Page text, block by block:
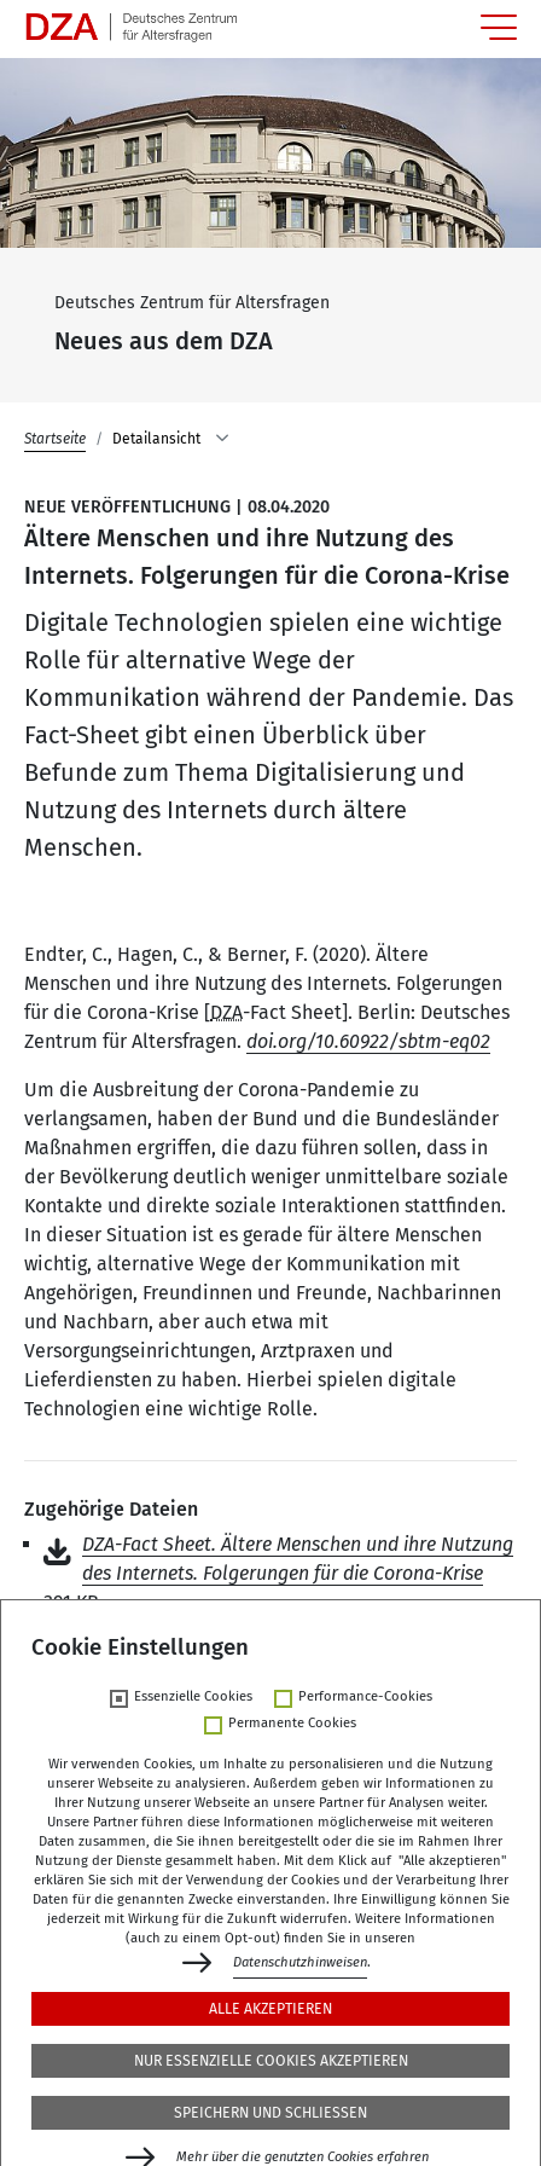
Deutsches Zentrum für Altersfragen
Neues aus dem DZA
Startseite Detailansicht
NEUE VERÖFFENTLICHUNG 08.04.2020
Ältere Menschen und ihre Nutzung des
Internets. Folgerungen für die Corona-Krise
Digitale Technologien spielen eine wichtige
Rolle für alternative Wege der
Kommunikation während der Pandemie. Das
Fact-Sheet gibt einen Überblick über
Befunde zum Thema Digitalisierung und
Nutzung des Internets durch ältere
Menschen.
Endter, C., Hagen, C., & Berner, F. (2020). Ältere
Menschen und ihre Nutzung des Internets. Folgerungen
für die Corona-Krise [DZA-Fact Sheet]. Berlin: Deutsches
Zentrum für Altersfragen. doi.org/10.60922/sbtm-eq02
Um die Ausbreitung der Corona-Pandemie zu
verlangsamen, haben der Bund und die Bundesländer
Maßnahmen ergriffen, die dazu führen sollen, dass in
der Bevölkerung deutlich weniger unmittelbare soziale
Kontakte und direkte soziale Interaktionen stattfinden.
In dieser Situation ist es gerade für ältere Menschen
wichtig, alternative Wege der Kommunikation mit
Angehörigen, Freundinnen und Freunde, Nachbarinnen
und Nachbarn, aber auch etwa mit
Versorgungseinrichtungen, Arztpraxen und
Lieferdiensten zu haben. Hierbei spielen digitale
Technologien eine wichtige Rolle.
Zugehörige Dateien
DZA-Fact Sheet. Ältere Menschen und ihre Nutzung
des Internets. Folgerungen für die Corona-Krise
391 KB
Zurück
Deutsches Zentrum für Altersfragen (DZA)
Manfred-von-Richthofen-Straße 2
12101 Berlin
dza-berlin dza de
+49 (0)30 - 260740-0
+49 (0)30 - 260740-33
Manfred-von-Richthofen-Str./Ecke Dudenstr.
Cookie Einstellungen
Essenzielle Cookies
Performance-Cookies
Permanente Cookies
Wir verwenden Cookies, um Inhalte zu personalisieren und die Nutzung
unserer Webseite zu analysieren. Außerdem geben wir Informationen zu
Ihrer Nutzung unserer Webseite an unsere Partner für Analysen weiter.
Unsere Partner führen diese Informationen möglicherweise mit weiteren
Daten zusammen, die Sie ihnen bereitgestellt oder die sie im Rahmen Ihrer
Nutzung der Dienste gesammelt haben. Mit dem Klick auf "Alle akzeptieren"
erklären Sie sich mit der Verwendung der Cookies und der Verarbeitung Ihrer
Daten für die genannten Zwecke einverstanden. Ihre Einwilligung können Sie
jederzeit mit Wirkung für die Zukunft widerrufen. Weitere Informationen
(auch zu einem Opt-out) finden Sie in unseren
Datenschutzhinweisen.
ALLE AKZEPTIEREN
NUR ESSENZIELLE COOKIES AKZEPTIEREN
SPEICHERN UND SCHLIESSEN
Mehr über die genutzten Cookies erfahren